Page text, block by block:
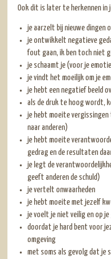
Ook dit is later te herkennen in
je aarzelt bij nieuwe dingen
je ontwikkelt negatieve
fout gaan, ik ben toch niet
je schaamt je (voor je
je vindt het moeilijk om je
je hebt een negatief beeld
als de druk te hoog wordt,
je hebt moeite
naar anderen)
je hebt moeite
gedrag en de resultaten
je legt de
geeft anderen de schuld)
je vertelt onwaarheden
je hebt moeite met jezelf
je voelt je niet veilig en op
doordat je hard bent voor
omgeving
met soms als gevolg dat je